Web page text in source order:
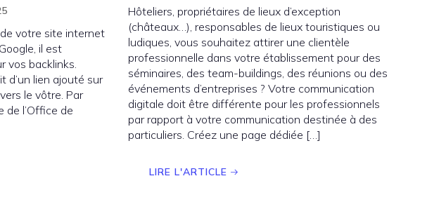
votre site internet
il est
vos backlinks.
d’un lien ajouté sur
le vôtre. Par
de l’Office de
Hôteliers, propriétaires de lieux d’exception
(châteaux…), responsables de lieux touristiques ou
ludiques, vous souhaitez attirer une clientèle
professionnelle dans votre établissement pour des
séminaires, des team-buildings, des réunions ou des
événements d’entreprises ? Votre communication
digitale doit être différente pour les professionnels
par rapport à votre communication destinée à des
particuliers. Créez une page dédiée […]
LIRE L'ARTICLE